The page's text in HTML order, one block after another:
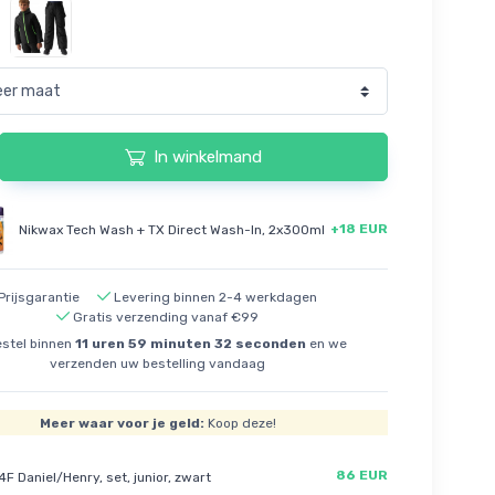
In winkelmand
Nikwax Tech Wash + TX Direct Wash-In, 2x300ml +18 EUR
Levering binnen 2-4 werkdagen
Gratis verzending vanaf €99
binnen11 uren59 minuten31secondenen we
verzenden uw bestelling vandaag
Meer waar voor je geld: Koop deze!
Daniel/Henry, set, junior, zwart 86 EUR